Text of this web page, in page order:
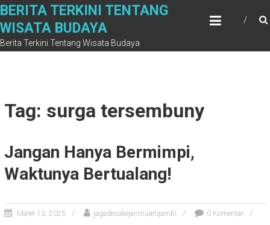
Skip
content
BERITA TERKINI TENTANG
WISATA BUDAYA
Berita Terkini Tentang Wisata Budaya
Tag: surga tersembuny
Jangan Hanya Bermimpi,
Waktunya Bertualang!
Maret 13, 2025 jagadesakejarimuarojambi 0 Komentar